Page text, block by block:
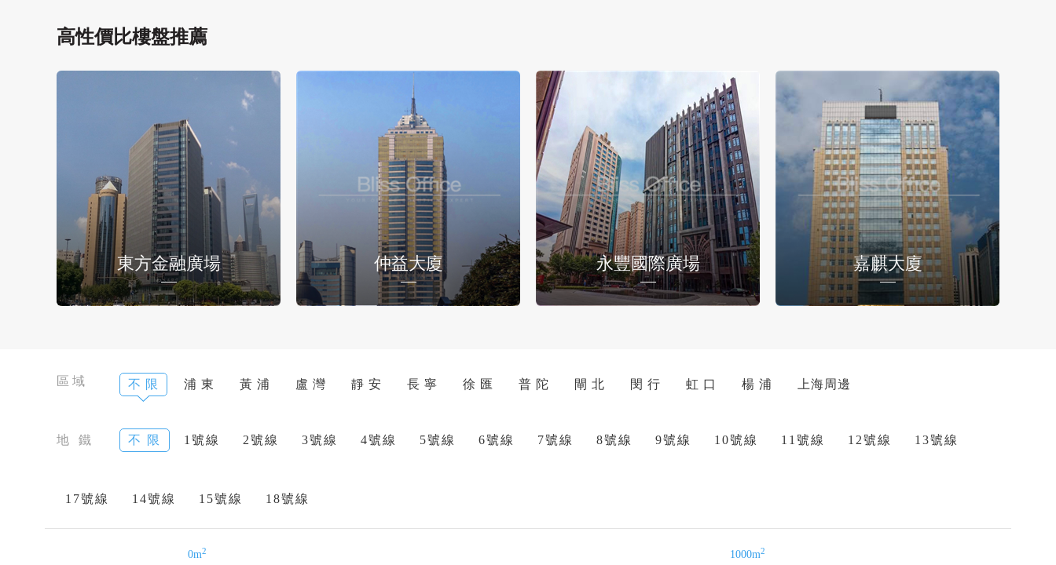
高性價比樓盤推薦
東方金融廣場 仲益大廈 永豐國際廣場 嘉麒大廈
區域 不 限 浦 東 黃 浦 盧 灣 靜 安 長 寧 徐 匯 普 陀 閘 北 閔 行 虹 口 楊 浦 上海周邊
地 鐵 不 限 1號線 2號線 3號線 4號線 5號線 6號線 7號線 8號線 9號線 10號線 11號線 12號線 13號線
17號線 14號線 15號線 18號線
0m2 1000m2